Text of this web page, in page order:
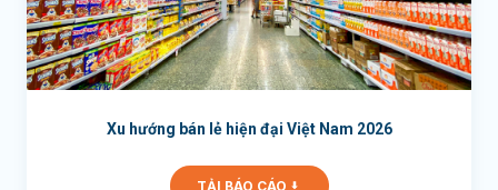
Xu hướng bán lẻ hiện đại Việt Nam 2026
TẢI BÁO CÁO